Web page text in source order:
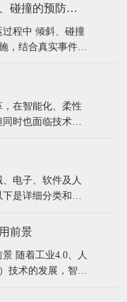
搬运事故案例分析：倾斜、碰撞的预防措施
程中 倾斜、碰撞
，结合真实事件总
覆事故 事故经
陷，导致设
在智能化、柔性
时也面临技术、
智能化与AI深度
例如AMR通过实
率提升
电子、软件及人
是详细分类和说
M-2000iA可搬
LBR iiwa）。 驱
前景
随着工业4.0、人
技术的发展，智能